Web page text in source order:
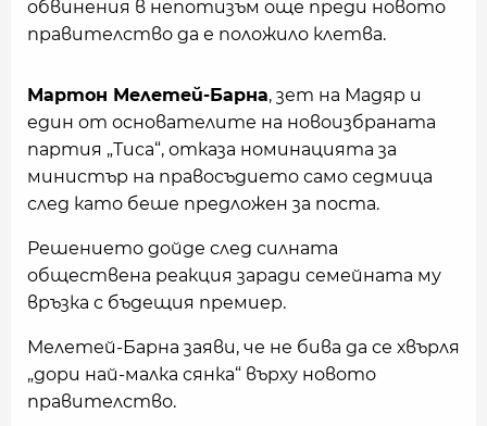
обвинения в непотизъм още преди новото
правителство да е положило клетва.
Мартон Мелетей-Барна, зет на Мадяр и
един от основателите на новоизбраната
партия „Тиса“, отказа номинацията за
министър на правосъдието само седмица
след като беше предложен за поста.
Решението дойде след силната
обществена реакция заради семейната му
връзка с бъдещия премиер.
Мелетей-Барна заяви, че не бива да се хвърля
„дори най-малка сянка“ върху новото
правителство.